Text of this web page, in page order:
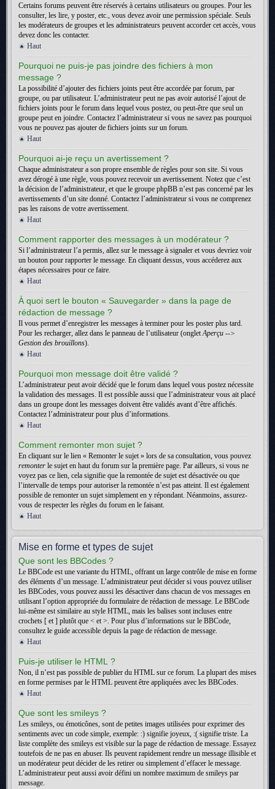
Certains forums peuvent être réservés à certains utilisateurs ou groupes. Pour les
consulter, les lire, y poster, etc., vous devez avoir une permission spéciale. Seuls
les modérateurs de groupes et les administrateurs peuvent accorder cet accès, vous
devez donc les contacter.
Haut
Pourquoi ne puis-je pas joindre des fichiers à mon
message ?
La possibilité d’ajouter des fichiers joints peut être accordée par forum, par
groupe, ou par utilisateur. L’administrateur peut ne pas avoir autorisé l’ajout de
fichiers joints pour le forum dans lequel vous postez, ou peut-être que seul un
groupe peut en joindre. Contactez l’administrateur si vous ne savez pas pourquoi
vous ne pouvez pas ajouter de fichiers joints sur un forum.
Haut
Pourquoi ai-je reçu un avertissement ?
Chaque administrateur a son propre ensemble de règles pour son site. Si vous
avez dérogé à une règle, vous pouvez recevoir un avertissement. Notez que c’est
la décision de l’administrateur, et que le groupe phpBB n’est pas concerné par les
avertissements d’un site donné. Contactez l’administrateur si vous ne comprenez
pas les raisons de votre avertissement.
Haut
Comment rapporter des messages à un modérateur ?
Si l’administrateur l’a permis, allez sur le message à signaler et vous devriez voir
un bouton pour rapporter le message. En cliquant dessus, vous accéderez aux
étapes nécessaires pour ce faire.
Haut
À quoi sert le bouton « Sauvegarder » dans la page de
rédaction de message ?
Il vous permet d’enregistrer les messages à terminer pour les poster plus tard.
Pour les recharger, allez dans le panneau de l’utilisateur (ongletAperçu -->
Gestion des brouillons).
Haut
Pourquoi mon message doit être validé ?
L’administrateur peut avoir décidé que le forum dans lequel vous postez nécessite
la validation des messages. Il est possible aussi que l’administrateur vous ait placé
dans un groupe dont les messages doivent être validés avant d’être affichés.
Contactez l’administrateur pour plus d’informations.
Haut
Comment remonter mon sujet ?
En cliquant sur le lien « Remonter le sujet » lors de sa consultation, vous pouvez
remonter le sujet en haut du forum sur la première page. Par ailleurs, si vous ne
voyez pas ce lien, cela signifie que la remontée de sujet est désactivée ou que
l’intervalle de temps pour autoriser la remontée n’est pas atteint. Il est également
possible de remonter un sujet simplement en y répondant. Néanmoins, assurez-
vous de respecter les règles du forum en le faisant.
Haut
Mise en forme et types de sujet
Que sont les BBCodes ?
Le BBCode est une variante du HTML, offrant un large contrôle de mise en forme
des éléments d’un message. L’administrateur peut décider si vous pouvez utiliser
les BBCodes, vous pouvez aussi les désactiver dans chacun de vos messages en
utilisant l’option appropriée du formulaire de rédaction de message. Le BBCode
lui-même est similaire au style HTML, mais les balises sont incluses entre
crochets [ et ] plutôt que < et >. Pour plus d’informations sur le BBCode,
consultez le guide accessible depuis la page de rédaction de message.
Haut
Puis-je utiliser le HTML ?
Non, il n’est pas possible de publier du HTML sur ce forum. La plupart des mises
en forme permises par le HTML peuvent être appliquées avec les BBCodes.
Haut
Que sont les smileys ?
Les smileys, ou émoticônes, sont de petites images utilisées pour exprimer des
sentiments avec un code simple, exemple: :) signifie joyeux, :( signifie triste. La
liste complète des smileys est visible sur la page de rédaction de message. Essayez
toutefois de ne pas en abuser. Ils peuvent rapidement rendre un message illisible et
un modérateur peut décider de les retirer ou simplement d’effacer le message.
L’administrateur peut aussi avoir défini un nombre maximum de smileys par
message.